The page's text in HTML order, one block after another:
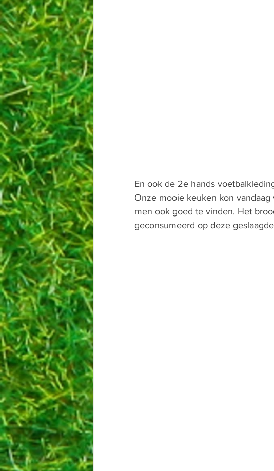
En ook de 2e hands
Onze mooie keuken kon
men ook goed te vinden. Het
geconsumeerd op deze